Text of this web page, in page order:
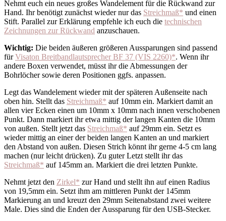
Nehmt euch ein neues großes Wandelement für die Rückwand zur
Hand. Ihr benötigt zunächst wieder nur das Streichmaß* und einen
Stift. Parallel zur Erklärung empfehle ich euch die technischen
Zeichnungen zur Rückwand anzuschauen.
Wichtig: Die beiden äußeren größeren Aussparungen sind passend
fürVisaton Breitbandlautsprecher BF 37 (VIS 2260)*. Wenn ihr
andere Boxen verwendet, müsst ihr die Abmessungen der
Bohrlöcher sowie deren Positionen ggfs. anpassen.
Legt das Wandelement wieder mit der späteren Außenseite nach
oben hin. Stellt das Streichmaß* auf 10mm ein. Markiert damit an
allen vier Ecken einen um 10mm x 10mm nach innen verschobenen
Punkt. Dann markiert ihr etwa mittig der langen Kanten die 10mm
von außen. Stellt jetzt das Streichmaß* auf 29mm ein. Setzt es
wieder mittig an einer der beiden langen Kanten an und markiert
den Abstand von außen. Diesen Strich könnt ihr gerne 4-5 cm lang
machen (nur leicht drücken). Zu guter Letzt stellt ihr das
Streichmaß* auf 145mm an. Markiert die drei letzten Punkte.
Nehmt jetzt den Zirkel* zur Hand und stellt ihn auf einen Radius
von 19,5mm ein. Setzt ihm am mittleren Punkt der 145mm
Markierung an und kreuzt den 29mm Seitenabstand zwei weitere
Male. Dies sind die Enden der Aussparung für den USB-Stecker.